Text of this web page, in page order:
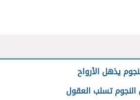
يذهل الأرواح
تسلب العقول